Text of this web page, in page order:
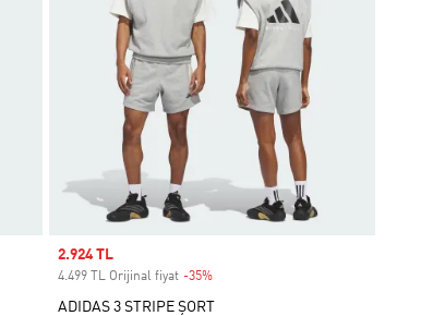
Sale price
2.924 TL
4.499 TL Orijinal fiyat -35%Discount
ADIDAS 3 STRIPE ŞORT